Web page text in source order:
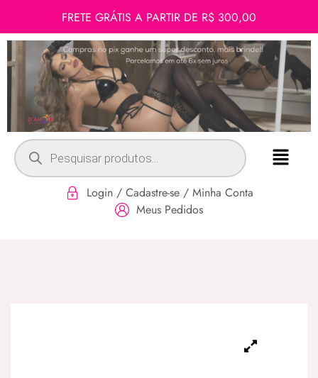
FRETE GRÁTIS A PARTIR DE R$ 300,00
Login / Cadastre-se / Minha Conta
Meus Pedidos